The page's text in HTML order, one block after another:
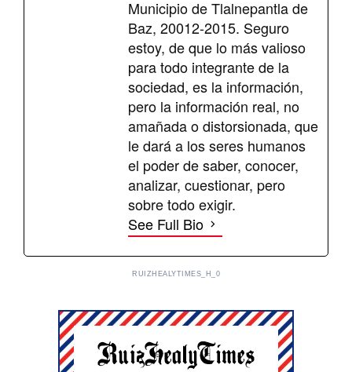
Municipio de Tlalnepantla de
Baz, 20012-2015. Seguro
estoy, de que lo más valioso
para todo integrante de la
sociedad, es la información,
pero la información real, no
amañada o distorsionada, que
le dará a los seres humanos
el poder de saber, conocer,
analizar, cuestionar, pero
sobre todo exigir.
See Full Bio
RUIZHEALYTIMES_H_0